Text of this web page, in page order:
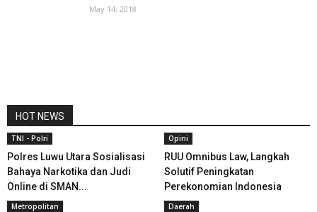
May 14, 2018
HOT NEWS
TNI - Polri
Polres Luwu Utara Sosialisasi
Bahaya Narkotika dan Judi
Online di SMAN...
Opini
RUU Omnibus Law, Langkah
Solutif Peningkatan
Perekonomian Indonesia
Metropolitan Daerah